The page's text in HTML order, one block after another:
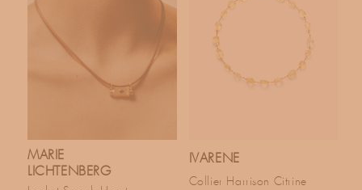
MARIE
LICHTENBERG
IVARENE
Collier Harrison Citrine